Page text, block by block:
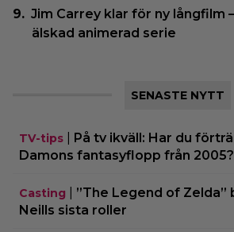
Jim Carrey klar för ny långfilm
älskad animerad serie
SENASTE NYTT
TV-tips
På tv ikväll: Har du
Damons fantasyflopp från 2005?
Casting
”The Legend of Zelda”
Neills sista roller